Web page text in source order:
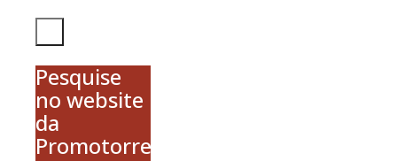
Pesquise
no website
da
Promotorres